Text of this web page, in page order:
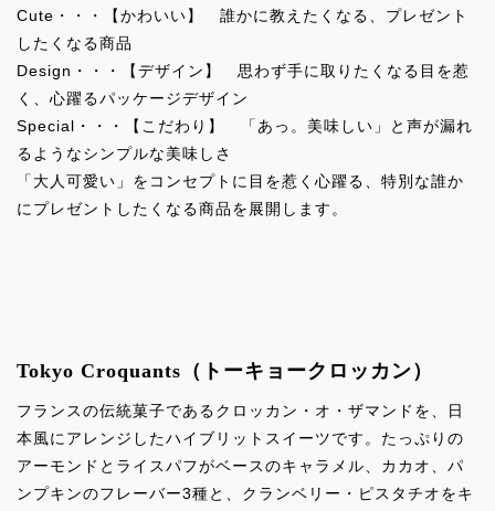
2024.09.27
イベント出店のお知らせ「横浜そごう」
2024.09.10
イベント出店のお知らせ「錦糸町パル
コ」
イベント出店のお知らせ「伊勢丹浦和
店」
2024.09.10
イベント出店のお知らせ「ルミネ新宿」
Cute・・・【かわいい】 誰かに教えたくなる、プレゼント
したくなる商品
Design・・・【デザイン】 思わず手に取りたくなる目を惹
く、心躍るパッケージデザイン
Special・・・【こだわり】 「あっ。美味しい」と声が漏れ
るようなシンプルな美味しさ
「大人可愛い」をコンセプトに目を惹く心躍る、特別な誰か
にプレゼントしたくなる商品を展開します。
Tokyo Croquants（トーキョークロッカン）
フランスの伝統菓子であるクロッカン・オ・ザマンドを、日
本風にアレンジしたハイブリットスイーツです。たっぷりの
アーモンドとライスパフがベースのキャラメル、カカオ、パ
ンプキンのフレーバー3種と、クランベリー・ピスタチオをキ